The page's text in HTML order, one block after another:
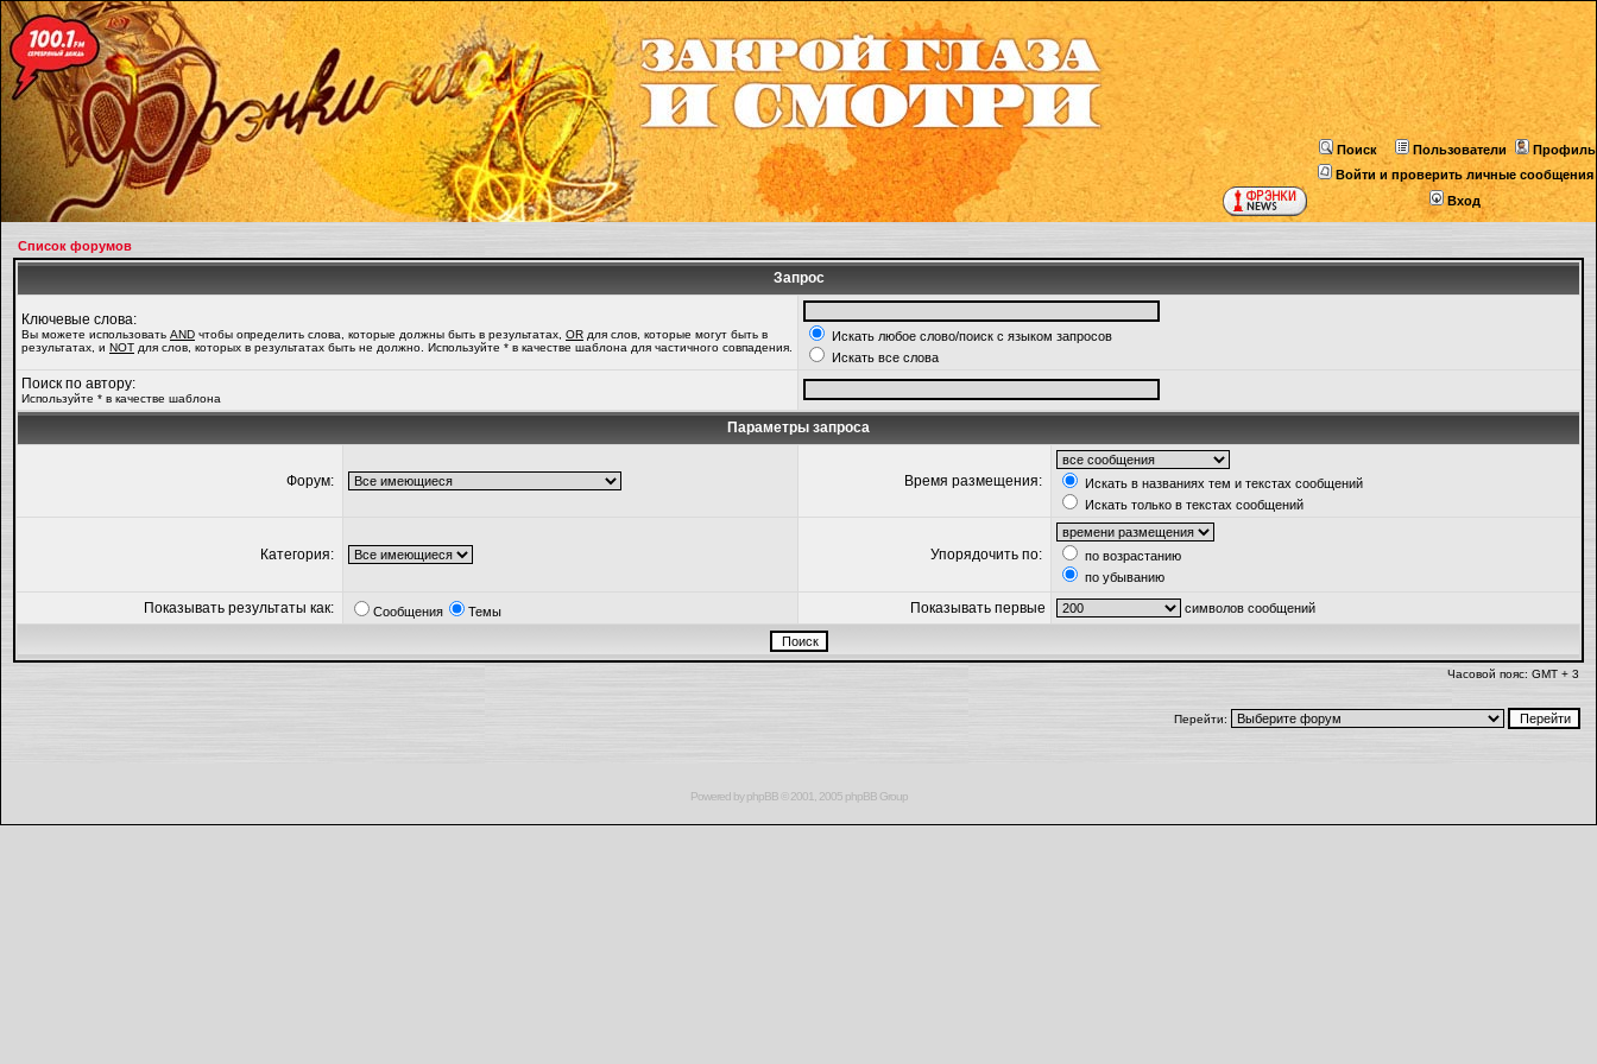
Поиск Пользователи
Профиль
Войти и проверить личные сообщения
Вход
Список форумов
Запрос
Ключевые слова:
Вы можете использовать AND чтобы определить слова, которые должны быть в результатах, OR для слов, которые могут быть в
результатах, и NOT для слов, которых в результатах быть не должно. Используйте * в качестве шаблона для частичного совпадения.
Искать любое слово/поиск с языком запросов
Искать все слова
Поиск по автору:
Используйте * в качестве шаблона
Параметры запроса
Форум: Время размещения:
Искать в названиях тем и текстах сообщений
Искать только в текстах сообщений
Категория: Упорядочить по:
по возрастанию
по убыванию
Показывать результаты как: Сообщения Темы Показывать первые символов сообщений
Часовой пояс: GMT + 3
Перейти:
Powered byphpBB© 2001, 2005 phpBB Group